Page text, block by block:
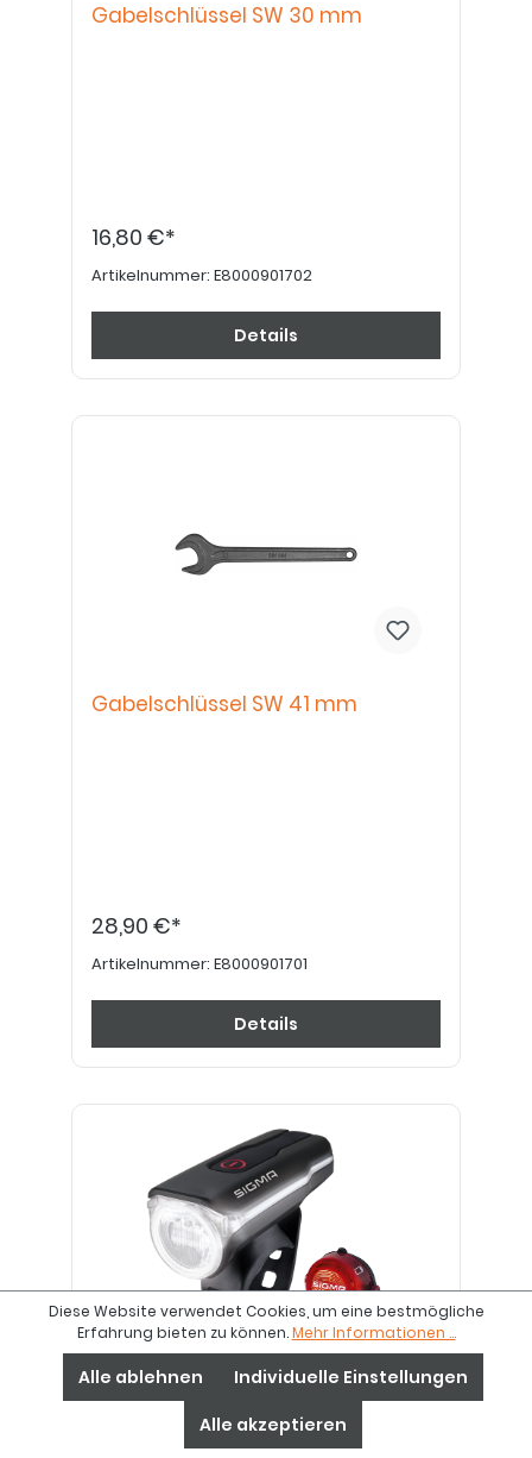
Gabelschlüssel SW 30 mm
16,80 €*
Artikelnummer: E8000901702
Details
Gabelschlüssel SW 41 mm
28,90 €*
Artikelnummer: E8000901701
Details
Beleuchtungsset SIGMA
Diese Website verwendet Cookies, um eine bestmögliche
Erfahrung bieten zu können.Mehr Informationen ...
Alle ablehnen
Individuelle Einstellungen
Alle akzeptieren